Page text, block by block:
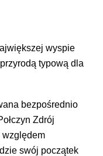
wyspie
typową dla
bezpośrednio
Zdrój
względem
swój początek